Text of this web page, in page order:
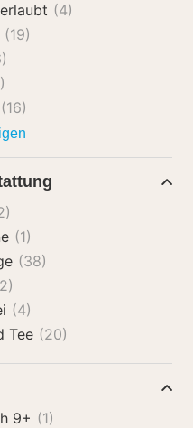
(4)
(19)
(16)
(1)
(38)
(4)
Tee (20)
9+ (1)